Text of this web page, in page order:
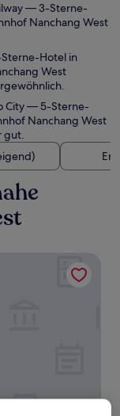
— 3-Sterne-
Nanchang West
Hotel in
West
City— 5-Sterne-
Nanchang West
gut.
by IHG